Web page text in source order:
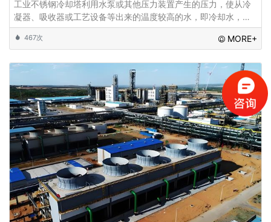
工业不锈钢冷却塔利用水泵或其他压力装置产生的压力，使从冷
凝器、吸收器或工艺设备等出来的温度较高的水，即冷却水，被
输送到冷却塔的冷却盘管中，循环水进入冷却塔，通过在冷却塔
中的运动以及与风流体接触而进行热量的交换，工
467次 MORE+